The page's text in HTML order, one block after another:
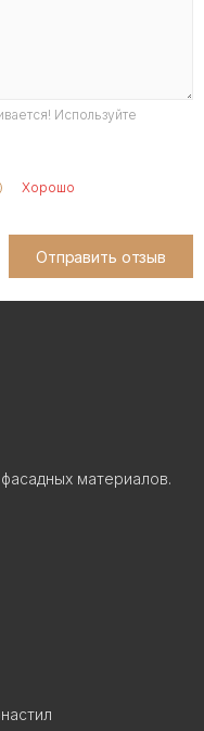
Используйте
Хорошо
Отправить отзыв
материалов.